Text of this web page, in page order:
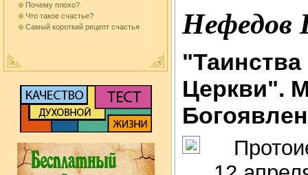
Почему плохо?
Что такое счастье?
Самый короткий рецепт счастья
Нефедов
Церкви".